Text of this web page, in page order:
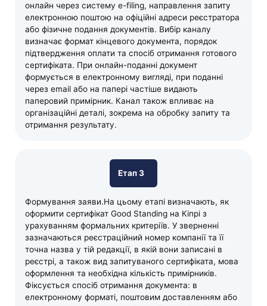
онлайн через систему e-filing, направлення запиту
електронною поштою на офіційні адреси реєстратора
або фізичне подання документів. Вибір каналу
визначає формат кінцевого документа, порядок
підтвердження оплати та спосіб отримання готового
сертифіката. При онлайн-поданні документ
формується в електронному вигляді, при поданні
через email або на папері частіше видають
паперовий примірник. Канал також впливає на
організаційні деталі, зокрема на обробку запиту та
отримання результату.
Етап 3
Формування заяви.На цьому етапі визначають, як
оформити сертифікат Good Standing на Кіпрі з
урахуванням формальних критеріїв. У зверненні
зазначаються реєстраційний номер компанії та її
точна назва у тій редакції, в якій вони записані в
реєстрі, а також вид запитуваного сертифіката, мова
оформлення та необхідна кількість примірників.
Фіксується спосіб отримання документа: в
електронному форматі, поштовим доставленням або